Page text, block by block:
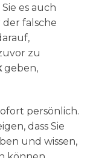
Sie es auch
der falsche
zu
geben,
persönlich.
dass Sie
und wissen,